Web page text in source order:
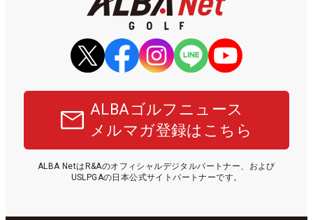
ALBAゴルフニュース
メルマガ登録はこちら
ALBA NetはR&Aのオフィシャルデジタルパートナー、および
USLPGAの日本公式サイトパートナーです。